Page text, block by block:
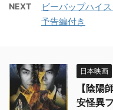
NEXT
ビーバップハイ
予告編付き
日本映画
【陰陽
安怪異